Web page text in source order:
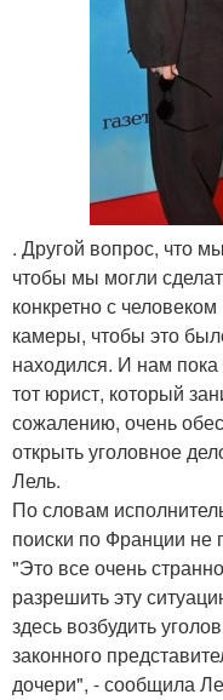
. Другой вопрос, что
чтобы мы могли
конкретно с
камеры, чтобы это
находился. И нам
тот юрист, который
сожалению, очень
открыть уголовное
Лель.
По словам
поиски по Франции не
"Это все очень
разрешить эту
здесь возбудить
законного
дочери", - сообщила